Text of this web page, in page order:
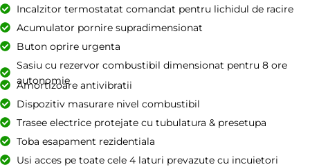
Incalzitor termostatat comandat pentru lichidul de racire
Acumulator pornire supradimensionat
Buton oprire urgenta
Sasiu cu rezervor combustibil dimensionat pentru 8 ore
autonomie
Amortizoare antivibratii
Dispozitiv masurare nivel combustibil
Trasee electrice protejate cu tubulatura & presetupa
Toba esapament rezidentiala
Usi acces pe toate cele 4 laturi prevazute cu incuietori